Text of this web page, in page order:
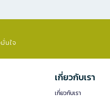
นใจ​
เกี่ยวกับเรา
เกี่ยวกับเรา